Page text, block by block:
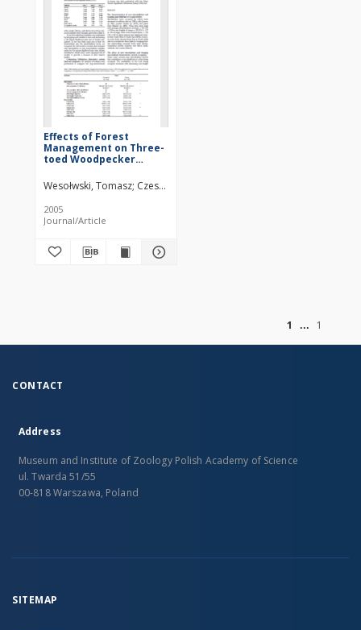
Effects of Forest
Management on Three-
toed Woodpecker
Distribution in the
Białowieża Forest (NE
Poland): Conservation
Implications
Wesołwski, Tomasz Czeszczewik, Dorota
2005
Journal/Article
1
1
CONTACT
Address
Museum and Institute of Zoology Polish Academy of Science
ul. Twarda 51/55
00-818 Warszawa, Poland
SITEMAP